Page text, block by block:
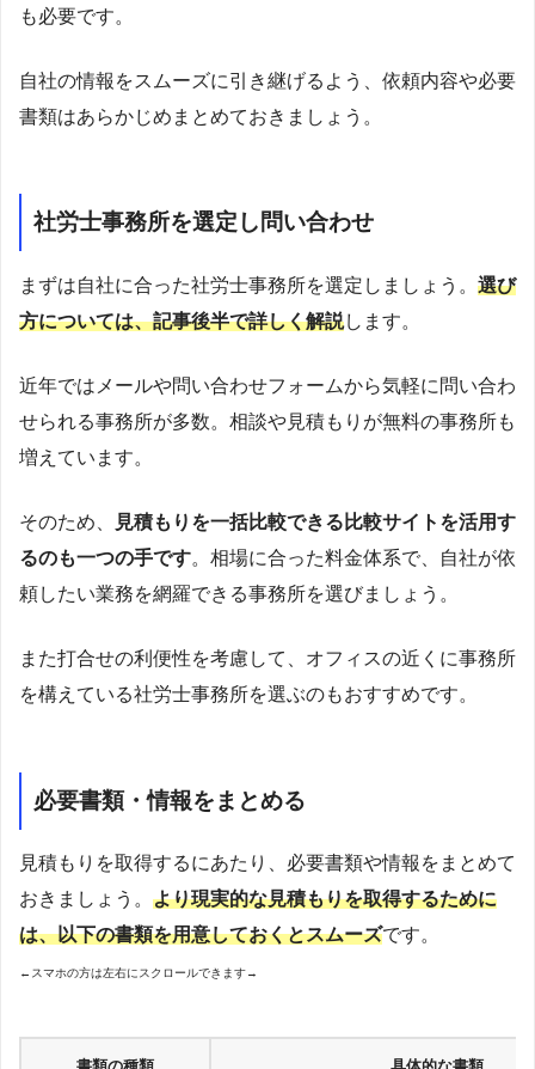
も必要です。
自社の情報をスムーズに引き継げるよう、依頼内容や必要
書類はあらかじめまとめておきましょう。
社労士事務所を選定し問い合わせ
まずは自社に合った社労士事務所を選定しましょう。 選び
方については、記事後半で詳しく解説します。
近年ではメールや問い合わせフォームから気軽に問い合わ
せられる事務所が多数。相談や見積もりが無料の事務所も
増えています。
そのため、
見積もりを一括比較できる比較サイトを活用す
るのも一つの手です。相場に合った料金体系で、自社が依
頼したい業務を網羅できる事務所を選びましょう。
また打合せの利便性を考慮して、オフィスの近くに事務所
を構えている社労士事務所を選ぶのもおすすめです。
必要書類・情報をまとめる
見積もりを取得するにあたり、必要書類や情報をまとめて
おきましょう。 より現実的な見積もりを取得するために
は、以下の書類を用意しておくとスムーズです。
←スマホの方は左右にスクロールできます→